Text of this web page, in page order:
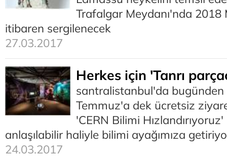
Trafalgar Meydanı'nda 2018
itibaren sergilenecek
27.03.2017
Herkes için 'Tanrı
santralistanbul'da
Temmuz'a dek ücretsiz
'CERN Bilimi
anlaşılabilir haliyle bilimi ayağımıza
24.03.2017